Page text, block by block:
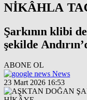
NİKÂHLA
Şarkının klibi
şekilde
ABONE OL
News
23 Mart 2026 16:53